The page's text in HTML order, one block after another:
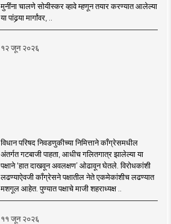
मुनींना चालणे सोयीस्कर व्हावे म्हणून तयार करण्यात आलेल्या
या पांढर्‍या मार्गांवर, ..
१२ जून २०२६
विधान परिषद निवडणुकीच्या निमित्ताने काँग्रेसमधील
अंतर्गत गटबाजी पाहता, आधीच गलितगात्र झालेल्या या
पक्षाने ‘हात दाखवून अवलक्षण’ ओढावून घेतले. विरोधकांशी
लढण्याऐवजी काँग्रेसने पक्षातील नेते एकमेकांशीच लढण्यात
मशगूल आहेत. पुण्यात पक्षाचे माजी शहराध्यक्ष ..
११ जून २०२६